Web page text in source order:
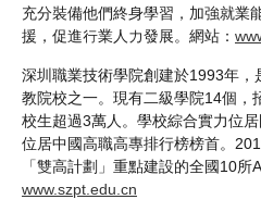
充分裝備他們終身學習，加強就業
援，促進行業人力發展。網站：
深圳職業技術學院創建於1993年
教院校之一。現有二級學院14個，
校生超過3萬人。學校綜合實力位
位居中國高職高專排行榜榜首。
「雙高計劃」重點建設的全國10所
www.szpt.edu.cn